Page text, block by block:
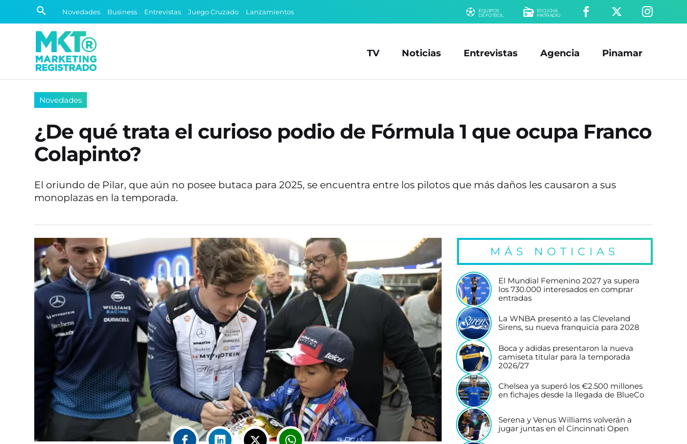
Novedades Business Entrevistas Juego Cruzado Lanzamientos
EQUIPOS
DE FÚTBOL
ESCUCHÁ
MKTRADIO
TV Noticias Entrevistas Agencia Pinamar
Novedades
¿De qué trata el curioso podio de Fórmula 1 que ocupa Franco
Colapinto?
El oriundo de Pilar, que aún no posee butaca para 2025, se encuentra entre los pilotos que más daños les causaron a sus
monoplazas en la temporada.
MÁS NOTICIAS
El Mundial Femenino 2027 ya supera
los 730.000 interesados en comprar
entradas
La WNBA presentó a las Cleveland
Sirens, su nueva franquicia para 2028
Boca y adidas presentaron la nueva
camiseta titular para la temporada
2026/27
Chelsea ya superó los €2.500 millones
en fichajes desde la llegada de BlueCo
Serena y Venus Williams volverán a
jugar juntas en el Cincinnati Open